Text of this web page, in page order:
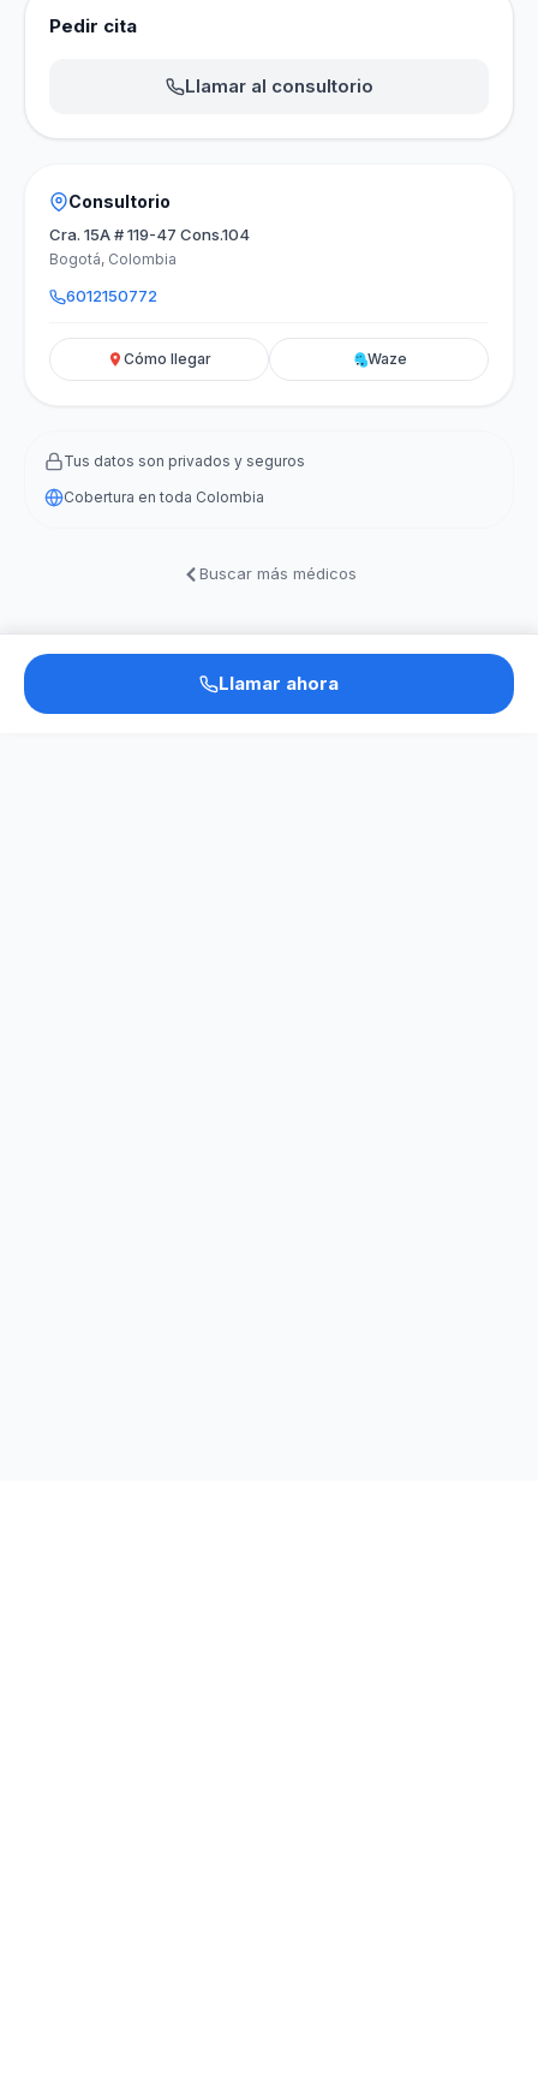
Pedir cita
Llamar al consultorio
Consultorio
Cra. 15A # 119-47 Cons.104
Bogotá, Colombia
6012150772
Cómo llegar Waze
Tus datos son privados y seguros
Cobertura en toda Colombia
Buscar más médicos
Llamar ahora